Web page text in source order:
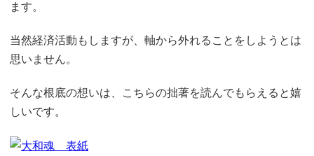
ます。
当然経済活動もしますが、軸から外れることをしようとは
思いません。
そんな根底の想いは、こちらの拙著を読んでもらえると嬉
しいです。